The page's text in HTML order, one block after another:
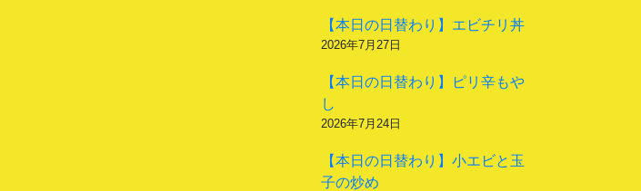
【本日の日替わり】エビチリ丼
2026年7月27日
【本日の日替わり】ピリ辛もや
し
2026年7月24日
【本日の日替わり】小エビと玉
子の炒め